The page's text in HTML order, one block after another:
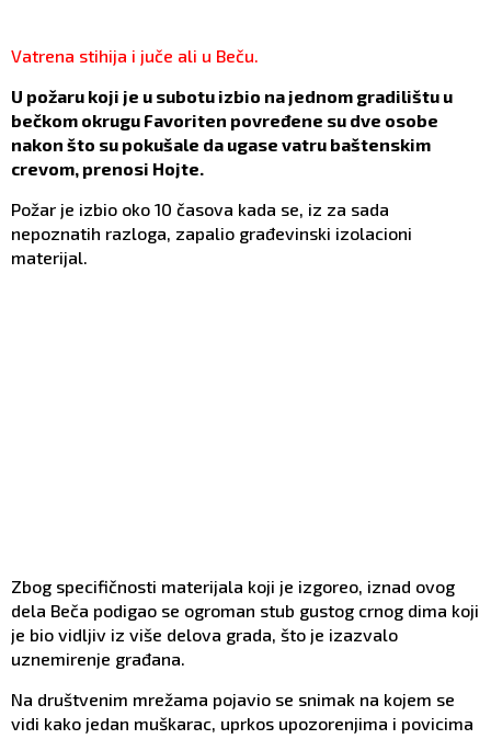
Vatrena stihija i juče ali u Beču.
U požaru koji je u subotu izbio na jednom gradilištu u
bečkom okrugu Favoriten povređene su dve osobe
nakon što su pokušale da ugase vatru baštenskim
crevom, prenosi Hojte.
Požar je izbio oko 10 časova kada se, iz za sada
nepoznatih razloga, zapalio građevinski izolacioni
materijal.
Zbog specifičnosti materijala koji je izgoreo, iznad ovog
dela Beča podigao se ogroman stub gustog crnog dima koji
je bio vidljiv iz više delova grada, što je izazvalo
uznemirenje građana.
Na društvenim mrežama pojavio se snimak na kojem se
vidi kako jedan muškarac, uprkos upozorenjima i povicima